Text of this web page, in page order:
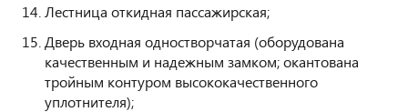
Лестница откидная пассажирская;
Дверь входная одностворчатая (оборудована
качественным и надежным замком; окантована
тройным контуром высококачественного
уплотнителя);